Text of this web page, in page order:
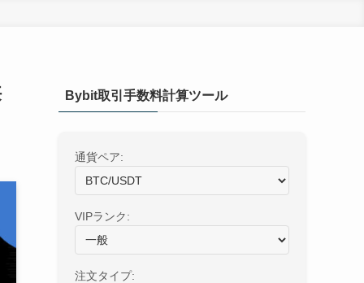
Bybit取引手数料計算ツール
通貨ペア:
VIPランク:
注文タイプ: